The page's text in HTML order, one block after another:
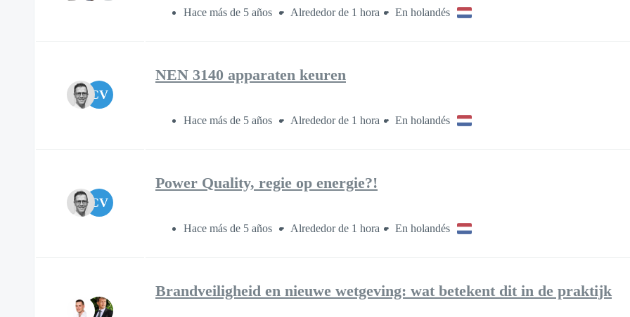
Hace más de 5 años Alrededor de 1 hora En holandés
CV
NEN 3140 apparaten keuren
Hace más de 5 años Alrededor de 1 hora En holandés
CV
Power Quality, regie op energie?!
Hace más de 5 años Alrededor de 1 hora En holandés
Brandveiligheid en nieuwe wetgeving: wat betekent dit in de praktijk